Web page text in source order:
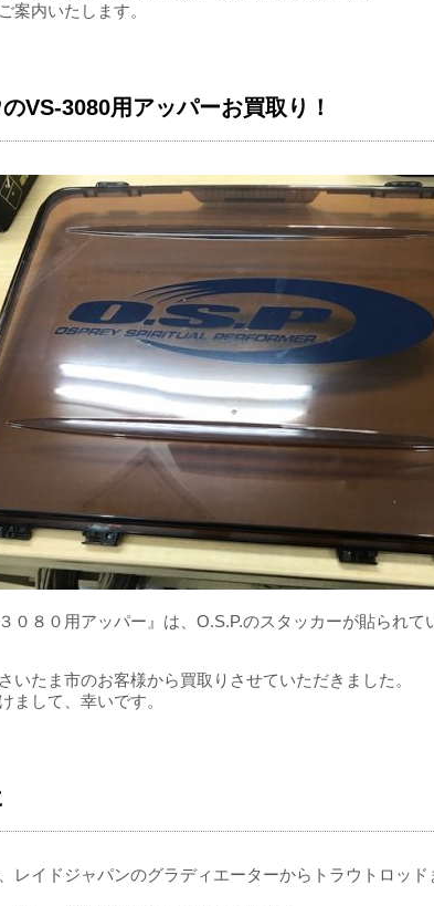
案内いたします。
VS-3080用アッパーお買取り！
０８０用アッパー』は、O.S.P.のスタッカーが貼られて
いたま市のお客様から買取りさせていただきました。
まして、幸いです。
レイドジャパンのグラディエーターからトラウトロッ